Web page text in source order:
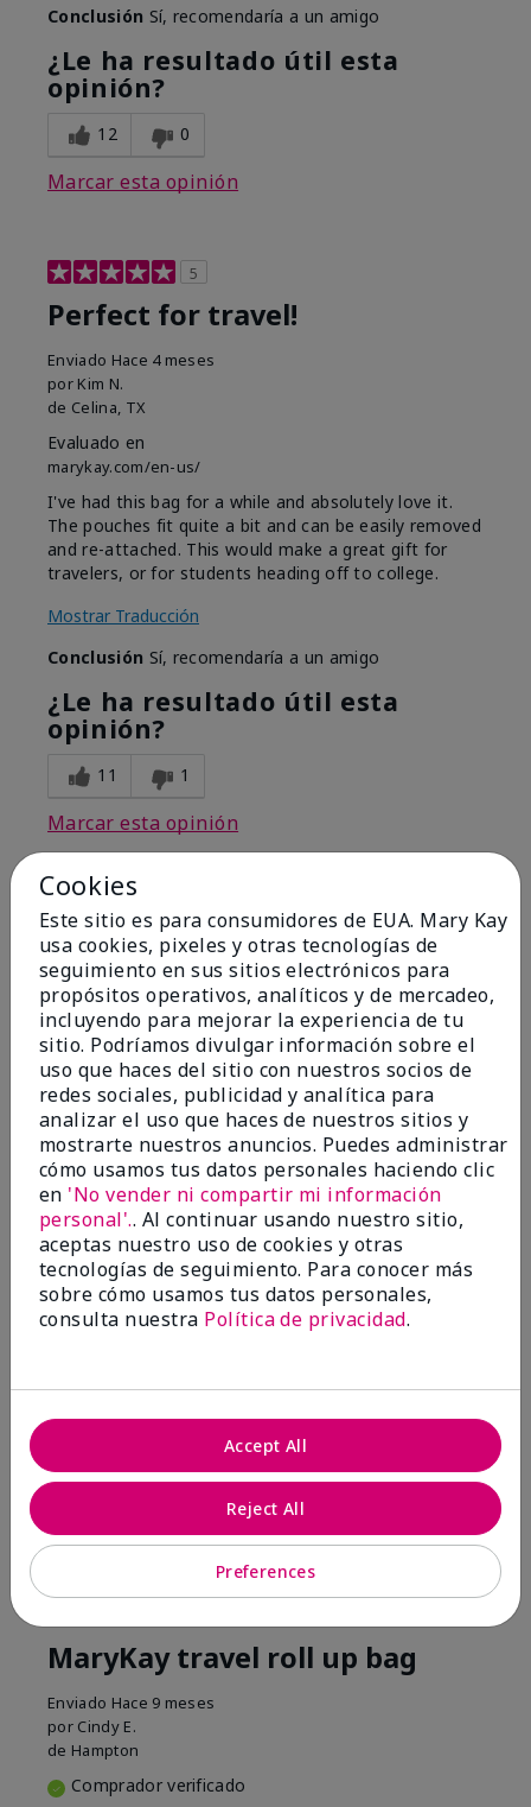
Conclusión Sí, recomendaría a un amigo
¿Le ha resultado útil esta
opinión?
12 0
Marcar esta opinión
5
Perfect for travel!
Enviado Hace 4 meses
por Kim N.
de Celina, TX
Evaluado en
marykay.com/en-us/
I've had this bag for a while and absolutely love it.
The pouches fit quite a bit and can be easily removed
and re-attached. This would make a great gift for
travelers, or for students heading off to college.
Mostrar Traducción
Conclusión Sí, recomendaría a un amigo
¿Le ha resultado útil esta
opinión?
11 1
Marcar esta opinión
5
So awesome!
EnviadoHace 9 meses
por Makey
deWasilla
Comprador verificado
Evaluado en
marykay.com/en-us/
Comentarios sobre Mary Kay® Travel Roll-Up
Bag, (unfilled)
I bought this bag a few days before my honeymoon
and absolutely fell in love. It is everything you can
imagine!
Mostrar Traducción
opinión?
6 0
MaryKay travel roll up bag
Enviado Hace 9 meses
por Cindy E.
de Hampton
Comprador verificado
Cookies
Este sitio es para consumidores de EUA. Mary Kay
usa cookies, pixeles y otras tecnologías de
seguimiento en sus sitios electrónicos para
propósitos operativos, analíticos y de mercadeo,
incluyendo para mejorar la experiencia de tu
sitio. Podríamos divulgar información sobre el
uso que haces del sitio con nuestros socios de
redes sociales, publicidad y analítica para
analizar el uso que haces de nuestros sitios y
mostrarte nuestros anuncios. Puedes administrar
cómo usamos tus datos personales haciendo clic
en 'No vender ni compartir mi información
personal'.. Al continuar usando nuestro sitio,
aceptas nuestro uso de cookies y otras
tecnologías de seguimiento. Para conocer más
sobre cómo usamos tus datos personales,
consulta nuestra Política de privacidad.
Preferences
Reject All
Accept All